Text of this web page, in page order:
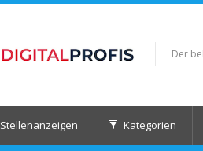
Der
Stellenanzeigen Kategorien